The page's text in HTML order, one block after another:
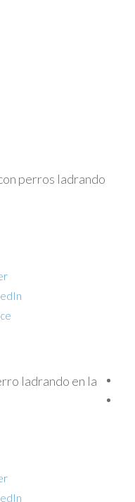
perros ladrando
ladrando en la